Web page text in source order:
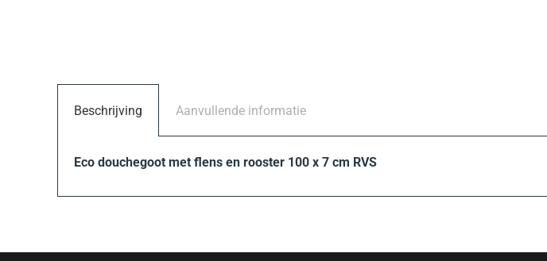
Beschrijving Aanvullende informatie
Eco douchegoot met flens en rooster 100 x 7 cm RVS